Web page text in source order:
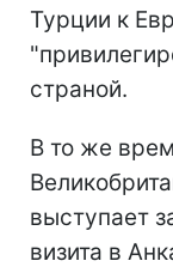
Турции к
страной.
В то же
выступает
визита в